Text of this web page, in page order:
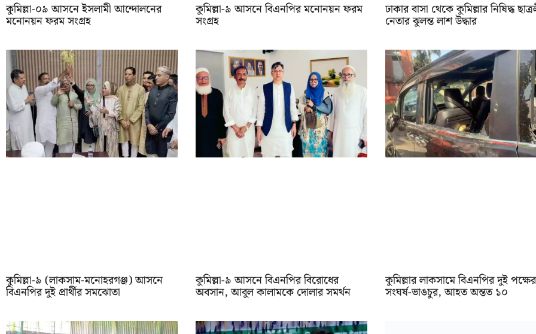
কুমিল্লা-০৯ আসনে ইসলামী আন্দোলনের
মনোনয়ন ফরম সংগ্রহ
কুমিল্লা-৯ আসনে বিএনপির মনোনয়ন ফরম
সংগ্রহ
ঢাকার বাসা থেকে কুমিল্লার নিষিদ্ধ
নেতার ঝুলন্ত লাশ উদ্ধার
কুমিল্লা-৯ (লাকসাম-মনোহরগঞ্জ) আসনে
বিএনপির দুই প্রার্থীর সমঝোতা
কুমিল্লা-৯ আসনে বিএনপির বিরোধের
অবসান, আবুল কালামকে দোলার সমর্থন
কুমিল্লার লাকসামে বিএনপির দুই পক্ষের
সংঘর্ষ-ভাঙচুর, আহত অন্তত ১০